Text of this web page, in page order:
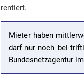
rentiert.
Mieter haben
darf nur noch bei
Bundesnetzagentur